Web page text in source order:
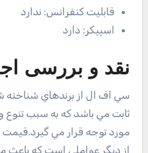
قابلیت کنفرانس: ندارد
اسپیکر: دارد
نقد و بررسی
سي اف ال از برندهاي شناخته
ثابت مي باشد که به سبب تنوع
از ديگر عواملي است که باعث